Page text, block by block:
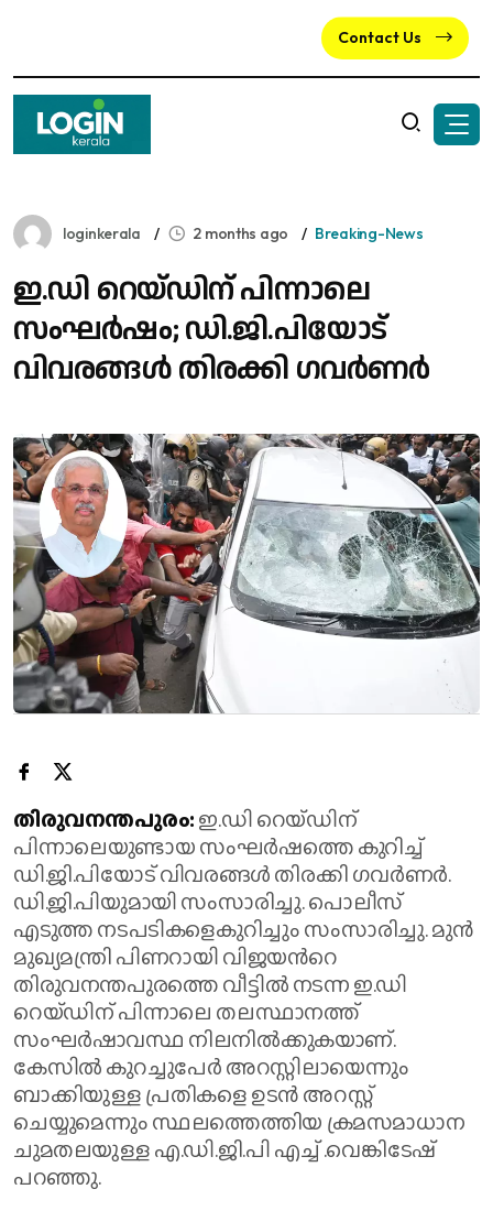
Contact Us
loginkerala 2 months ago Breaking-News
ഇ.ഡി റെയ്ഡിന് പിന്നാലെ
സംഘർഷം; ഡി.ജി.പിയോട്
വിവരങ്ങൾ തിരക്കി ഗവർണർ
തിരുവനന്തപുരം:ഇ.ഡി റെയ്ഡിന്
പിന്നാലെയുണ്ടായ സംഘർഷത്തെ കുറിച്ച്
ഡി.ജി.പിയോട് വിവരങ്ങൾ തിരക്കി ഗവർണർ.
ഡി.ജി.പിയുമായി സംസാരിച്ചു. പൊലീസ്
എടുത്ത നടപടികളെകുറിച്ചും സംസാരിച്ചു. മുൻ
മുഖ്യമന്ത്രി പിണറായി വിജയന്‍റെ
തിരുവനന്തപുരത്തെ വീട്ടിൽ നടന്ന ഇ.ഡി
റെയ്ഡിന് പിന്നാലെ തലസ്ഥാനത്ത്
സംഘർഷാവസ്ഥ നിലനിൽക്കുകയാണ്.
കേസിൽ കുറച്ചുപേർ അറസ്റ്റിലായെന്നും
ബാക്കിയുള്ള പ്രതികളെ ഉടൻ അറസ്റ്റ്
ചെയ്യുമെന്നും സ്ഥലത്തെത്തിയ ക്രമസമാധാന
ചുമതലയുള്ള എ.ഡി.ജി.പി എച്ച് .വെങ്കിടേഷ്
പറഞ്ഞു.